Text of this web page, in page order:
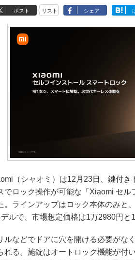
ポスト リスト シェア
（シャオミ）は12月23日、鍵付き
でロック操作が可能な「Xiaomi セ
。ラインアップはロック本体のみと
ルで、市場想定価格は1万2980円と1
などでドアに穴を開ける必要がな
れる。施錠はオートロック機能が付